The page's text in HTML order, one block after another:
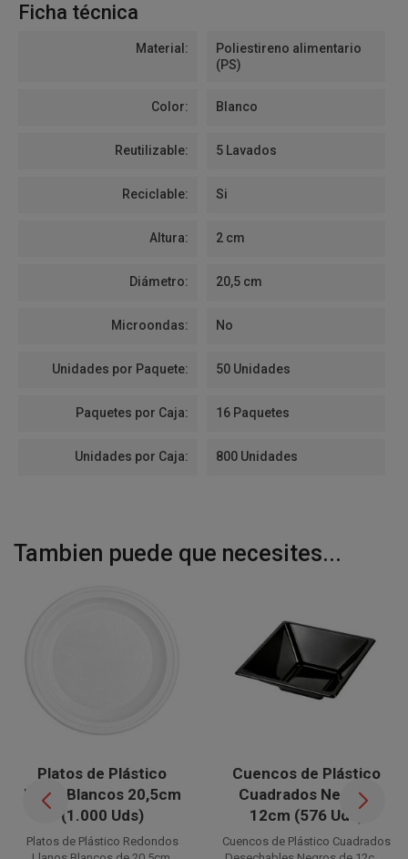
Ficha técnica
Material:
Poliestireno alimentario
(PS)
Color: Blanco
Reutilizable: 5 Lavados
Reciclable: Si
Altura: 2 cm
Diámetro: 20,5 cm
Microondas: No
Unidades por Paquete: 50 Unidades
Paquetes por Caja: 16 Paquetes
Unidades por Caja: 800 Unidades
Tambien puede que necesites...
Platos de Plástico
Llano Blancos 20,5cm
(1.000 Uds)
Platos de Plástico Redondos
Cuencos de Plástico
Cuadrados Negros
12cm (576 Uds)
Cuencos de Plástico Cuadrados